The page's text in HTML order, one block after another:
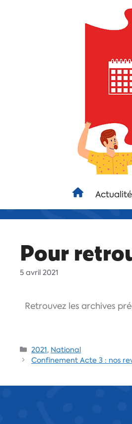
Pour
5 avril 2021
Retrouvez les archives
2021, National
Confinement Acte 3 : nos